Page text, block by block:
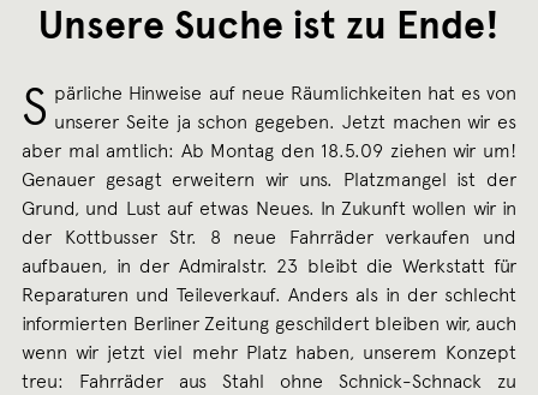
Unsere Suche ist zu Ende!
S pärliche Hinweise auf neue Räumlichkeiten hat es von
unserer Seite ja schon gegeben. Jetzt machen wir es
aber mal amtlich: Ab Montag den 18.5.09 ziehen wir um!
Genauer gesagt erweitern wir uns. Platzmangel ist der
Grund, und Lust auf etwas Neues. In Zukunft wollen wir in
der Kottbusser Str. 8 neue Fahrräder verkaufen und
aufbauen, in der Admiralstr. 23 bleibt die Werkstatt für
Reparaturen und Teileverkauf. Anders als in der schlecht
informierten Berliner Zeitung geschildert bleiben wir, auch
wenn wir jetzt viel mehr Platz haben, unserem Konzept
treu: Fahrräder aus Stahl ohne Schnick-Schnack zu